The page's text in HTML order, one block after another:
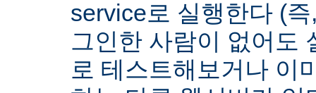
service로 실행한다 (
그인한 사람이 없어도
로 테스트해보거나 이